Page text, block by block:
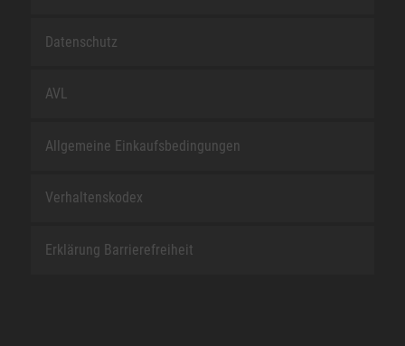
Datenschutz
AVL
Allgemeine Einkaufsbedingungen
Verhaltenskodex
Erklärung Barrierefreiheit